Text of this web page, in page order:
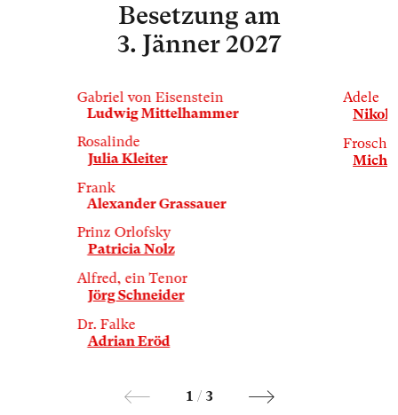
Besetzung am
3. Jänner 2027
Gabriel von Eisenstein
Ludwig Mittelhammer
Rosalinde
Julia Kleiter
Frank
Alexander Grassauer
Prinz Orlofsky
Patricia Nolz
Alfred, ein Tenor
Jörg Schneider
Dr. Falke
Adrian Eröd
Adele
Frosch
1 / 3